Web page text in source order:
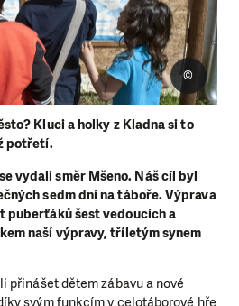
Kluci a holky z Kladna si to
potřetí.
vydali směr Mšeno. Náš cíl byl
sedm dní na táboře. Výprava
puberťáků šest vedoucích a
naší výpravy, tříletým synem
©
přinášet dětem zábavu a nové
svým funkcím v celotáborové hře